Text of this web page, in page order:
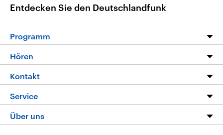
Entdecken Sie den Deutschlandfunk
Programm
Programm
Die Nachrichten
Nachrichtenleicht
Neue Beiträge auf dlf.de
Hören
Livestream
Podcasts
Deutschlandfunk App
Kontakt
Hörerservice
Service
FAQ
Über uns